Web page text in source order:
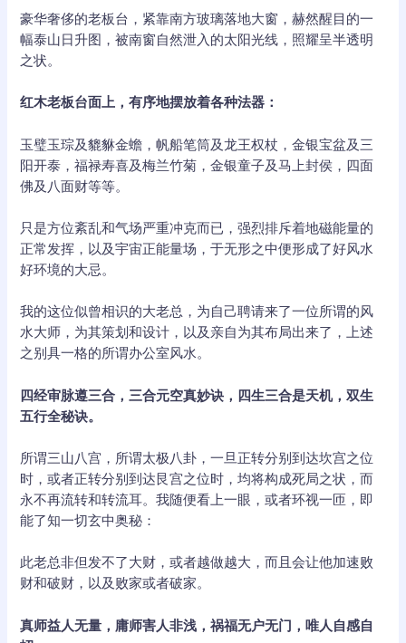
豪华奢侈的老板台，紧靠南方玻璃落地大窗，赫然醒目的一
幅泰山日升图，被南窗自然泄入的太阳光线，照耀呈半透明
之状。
红木老板台面上，有序地摆放着各种法器：
玉璧玉琮及貔貅金蟾，帆船笔筒及龙王权杖，金银宝盆及三
阳开泰，福禄寿喜及梅兰竹菊，金银童子及马上封侯，四面
佛及八面财等等。
只是方位紊乱和气场严重冲克而已，强烈排斥着地磁能量的
正常发挥，以及宇宙正能量场，于无形之中便形成了好风水
好环境的大忌。
我的这位似曾相识的大老总，为自己聘请来了一位所谓的风
水大师，为其策划和设计，以及亲自为其布局出来了，上述
之别具一格的所谓办公室风水。
四经审脉遵三合，三合元空真妙诀，四生三合是天机，双生
五行全秘诀。
所谓三山八宫，所谓太极八卦，一旦正转分别到达坎宫之位
时，或者正转分别到达艮宫之位时，均将构成死局之状，而
永不再流转和转流耳。我随便看上一眼，或者环视一匝，即
能了知一切玄中奥秘：
此老总非但发不了大财，或者越做越大，而且会让他加速败
财和破财，以及败家或者破家。
真师益人无量，庸师害人非浅，祸福无户无门，唯人自感自